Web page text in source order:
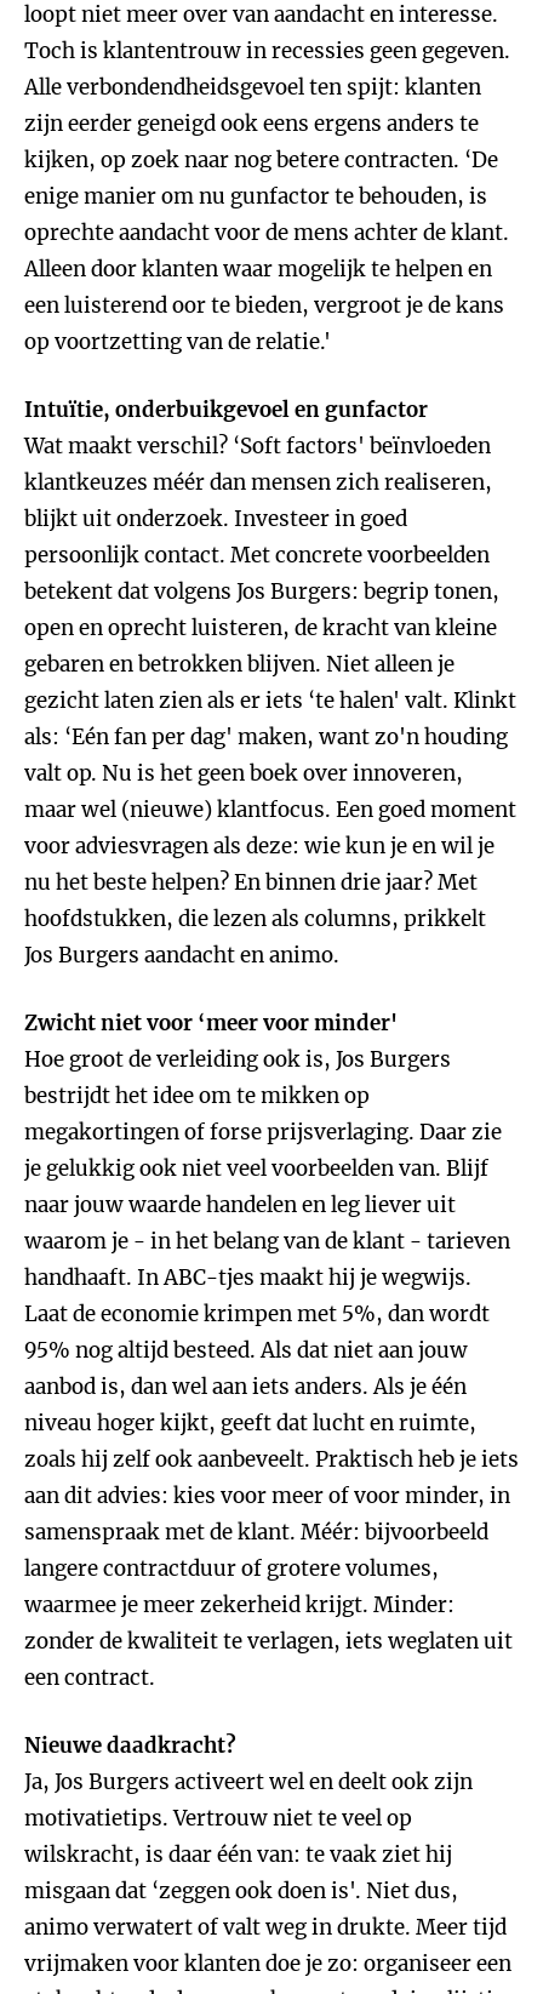
loopt niet meer over van aandacht en interesse.
Toch is klantentrouw in recessies geen gegeven.
Alle verbondendheidsgevoel ten spijt: klanten
zijn eerder geneigd ook eens ergens anders te
kijken, op zoek naar nog betere contracten. ‘De
enige manier om nu gunfactor te behouden, is
oprechte aandacht voor de mens achter de klant.
Alleen door klanten waar mogelijk te helpen en
een luisterend oor te bieden, vergroot je de kans
op voortzetting van de relatie.'
Intuïtie, onderbuikgevoel en gunfactor
Wat maakt verschil? ‘Soft factors' beïnvloeden
klantkeuzes méér dan mensen zich realiseren,
blijkt uit onderzoek. Investeer in goed
persoonlijk contact. Met concrete voorbeelden
betekent dat volgens Jos Burgers: begrip tonen,
open en oprecht luisteren, de kracht van kleine
gebaren en betrokken blijven. Niet alleen je
gezicht laten zien als er iets ‘te halen' valt. Klinkt
als: ‘Eén fan per dag' maken, want zo'n houding
valt op. Nu is het geen boek over innoveren,
maar wel (nieuwe) klantfocus. Een goed moment
voor adviesvragen als deze: wie kun je en wil je
nu het beste helpen? En binnen drie jaar? Met
hoofdstukken, die lezen als columns, prikkelt
Jos Burgers aandacht en animo.
Zwicht niet voor ‘meer voor minder'
Hoe groot de verleiding ook is, Jos Burgers
bestrijdt het idee om te mikken op
megakortingen of forse prijsverlaging. Daar zie
je gelukkig ook niet veel voorbeelden van. Blijf
naar jouw waarde handelen en leg liever uit
waarom je - in het belang van de klant - tarieven
handhaaft. In ABC-tjes maakt hij je wegwijs.
Laat de economie krimpen met 5%, dan wordt
95% nog altijd besteed. Als dat niet aan jouw
aanbod is, dan wel aan iets anders. Als je één
niveau hoger kijkt, geeft dat lucht en ruimte,
zoals hij zelf ook aanbeveelt. Praktisch heb je iets
aan dit advies: kies voor meer of voor minder, in
samenspraak met de klant. Méér: bijvoorbeeld
langere contractduur of grotere volumes,
waarmee je meer zekerheid krijgt. Minder:
zonder de kwaliteit te verlagen, iets weglaten uit
een contract.
Nieuwe daadkracht?
Ja, Jos Burgers activeert wel en deelt ook zijn
motivatietips. Vertrouw niet te veel op
wilskracht, is daar één van: te vaak ziet hij
misgaan dat ‘zeggen ook doen is'. Niet dus,
animo verwatert of valt weg in drukte. Meer tijd
vrijmaken voor klanten doe je zo: organiseer een